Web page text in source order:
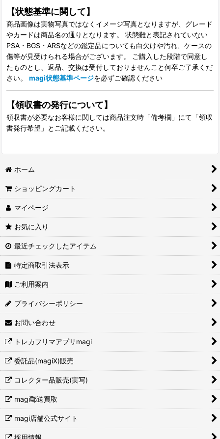
【状態基準に関して】
商品画像は実物写真ではなくイメージ写真となりますが、グレード
やカードは商品名の通りとなります。 状態難と表記されていない
PSA・BGS・ARSなどの鑑定品についても白欠けや汚れ、ケースの
傷等が見受けられる場合がございます。 ご購入した段階で同意し
たものとし、返品、交換は受付しておりませんこと何卒ご了承くだ
さい。 magi状態基準ページを必ずご確認ください
【領収書の発行について】
領収書が必要なお客様に関しては商品注文時「備考欄」にて「領収
書発行希望」とご記載ください。
ホーム
ショッピングカート
マイページ
お気に入り
最近チェックしたアイテム
特定商取引法表示
ご利用案内
プライバシーポリシー
お問い合わせ
トレカフリマアプリmagi
委託品(magiX)販売
コレクター品販売(実写)
magi郵送買取
magi店舗公式サイト